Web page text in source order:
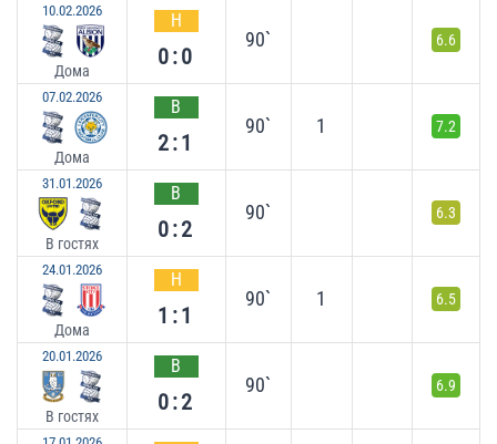
10.02.2026
Дома
Н
0:0
90` 6.6
07.02.2026
Дома
В
2:1
90` 1 7.2
31.01.2026
В гостях
В
0:2
90` 6.3
24.01.2026
Дома
Н
1:1
90` 1 6.5
20.01.2026
В гостях
В
0:2
90` 6.9